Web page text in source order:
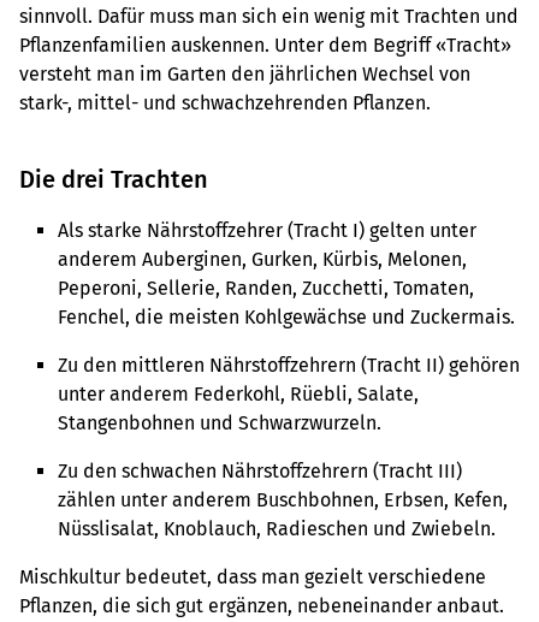
sinnvoll. Dafür muss man sich ein wenig mit Trachten und
Pflanzenfamilien auskennen. Unter dem Begriff «Tracht»
versteht man im Garten den jährlichen Wechsel von
stark-, mittel- und schwachzehrenden Pflanzen.
Die drei Trachten
Als starke Nährstoffzehrer (Tracht I) gelten unter
anderem Auberginen, Gurken, Kürbis, Melonen,
Peperoni, Sellerie, Randen, Zucchetti, Tomaten,
Fenchel, die meisten Kohlgewächse und Zuckermais.
Zu den mittleren Nährstoffzehrern (Tracht II) gehören
unter anderem Federkohl, Rüebli, Salate,
Stangenbohnen und Schwarzwurzeln.
Zu den schwachen Nährstoffzehrern (Tracht III)
zählen unter anderem Buschbohnen, Erbsen, Kefen,
Nüsslisalat, Knoblauch, Radieschen und Zwiebeln.
Mischkultur bedeutet, dass man gezielt verschiedene
Pflanzen, die sich gut ergänzen, nebeneinander anbaut.